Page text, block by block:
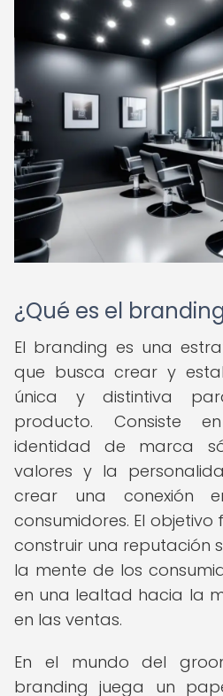
¿Qué es el
El branding es una
que busca crear y
única y distintiva
producto. Consiste
identidad de marca
valores y la
crear una conexión
consumidores. El
construir una reputación
la mente de los
en una lealtad hacia la
en las ventas.
En el mundo del
branding juega un